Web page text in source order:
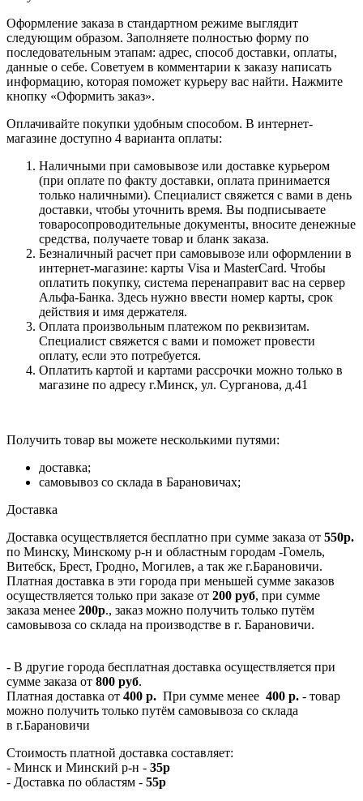
Оформление заказа в стандартном режиме выглядит
следующим образом. Заполняете полностью форму по
последовательным этапам: адрес, способ доставки, оплаты,
данные о себе. Советуем в комментарии к заказу написать
информацию, которая поможет курьеру вас найти. Нажмите
кнопку «Оформить заказ».
Оплачивайте покупки удобным способом. В интернет-
магазине доступно 4 варианта оплаты:
Наличными при самовывозе или доставке курьером
(при оплате по факту доставки, оплата принимается
только наличными). Специалист свяжется с вами в день
доставки, чтобы уточнить время. Вы подписываете
товаросопроводительные документы, вносите денежные
средства, получаете товар и бланк заказа.
Безналичный расчет при самовывозе или оформлении в
интернет-магазине: карты Visa и MasterCard. Чтобы
оплатить покупку, система перенаправит вас на сервер
Альфа-Банка. Здесь нужно ввести номер карты, срок
действия и имя держателя.
Оплата произвольным платежом по реквизитам.
Специалист свяжется с вами и поможет провести
оплату, если это потребуется.
Оплатить картой и картами рассрочки можно только в
магазине по адресу г.Минск, ул. Сурганова, д.41
Получить товар вы можете несколькими путями:
доставка;
самовывоз со склада в Барановичах;
Доставка
Доставка осуществляется бесплатно при сумме заказа от 550р.
по Минску, Минскому р-н и областным городам -Гомель,
Витебск, Брест, Гродно, Могилев, а так же г.Барановичи.
Платная доставка в эти города при меньшей сумме заказов
осуществляется только при заказе от 200 руб, при сумме
заказа менее 200р., заказ можно получить только путём
самовывоза со склада на производстве в г. Барановичи.
- В другие города бесплатная доставка осуществляется при
сумме заказа от 800 руб.
Платная доставка от 400 р. При сумме менее 400 р. - товар
можно получить только путём самовывоза со склада
в г.Барановичи
Стоимость платной доставка составляет:
- Минск и Минский р-н - 35р
- Доставка по областям - 55р